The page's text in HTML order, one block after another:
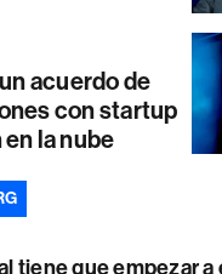
acuerdo de
con startup
la nube
tiene que empezar